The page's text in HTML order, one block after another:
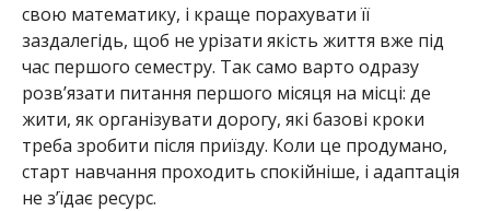
свою математику, і краще порахувати її
заздалегідь, щоб не урізати якість життя вже під
час першого семестру. Так само варто одразу
розв’язати питання першого місяця на місці: де
жити, як організувати дорогу, які базові кроки
треба зробити після приїзду. Коли це продумано,
старт навчання проходить спокійніше, і адаптація
не з’їдає ресурс.